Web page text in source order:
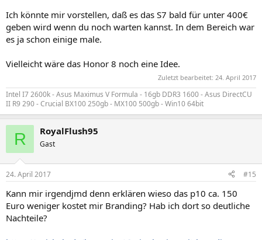
Ich könnte mir vorstellen, daß es das S7 bald für unter 400€
geben wird wenn du noch warten kannst. In dem Bereich war
es ja schon einige male.
Vielleicht wäre das Honor 8 noch eine Idee.
Zuletzt bearbeitet: 24. April 2017
Intel I7 2600k - Asus Maximus V Formula - 16gb DDR3 1600 - Asus DirectCU
II R9 290 - Crucial BX100 250gb - MX100 500gb - Win10 64bit
R RoyalFlush95
Gast
24. April 2017 #15
Kann mir irgendjmd denn erklären wieso das p10 ca. 150
Euro weniger kostet mir Branding? Hab ich dort so deutliche
Nachteile?